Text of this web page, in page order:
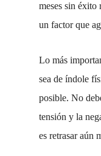
meses sin éxito
un factor que
Lo más
sea de índole
posible. No
tensión y la
es retrasar aún